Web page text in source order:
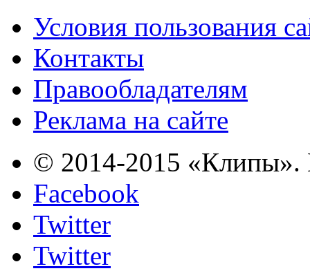
Условия пользования
Контакты
Правообладателям
Реклама на сайте
© 2014-2015 «Клипы».
Facebook
Twitter
Twitter